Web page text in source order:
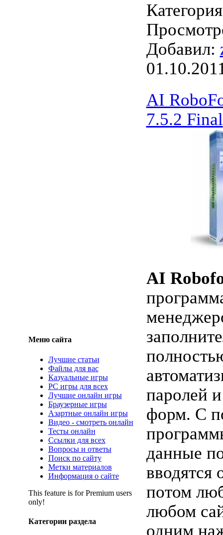
Меню сайта
Лучшие статьи
Файлы для вас
Казуальные игры
PC игры для всех
Лучшие онлайн игры
Браузерные игры
Азартные онлайн игры
Видео - смотреть онлайн
Тесты онлайн
Ссылки для всех
Вопросы и ответы
Поиск по сайту
Метки материалов
Информация о сайте
This feature is for Premium users
only!
Категории раздела
Добавил:
AI
7.5.2 Final
AI
паролей
форм. С
данные
вводятся
потом
любом
одним